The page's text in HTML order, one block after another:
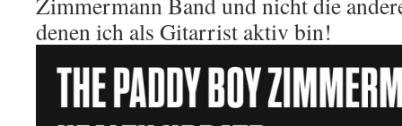
denen ich als Gitarrist aktiv bin!